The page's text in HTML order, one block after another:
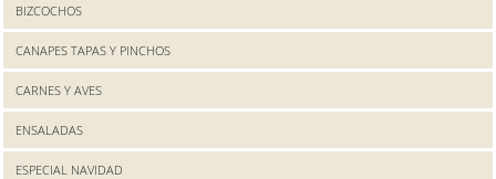
BIZCOCHOS
CANAPES TAPAS Y PINCHOS
CARNES Y AVES
ENSALADAS
ESPECIAL NAVIDAD